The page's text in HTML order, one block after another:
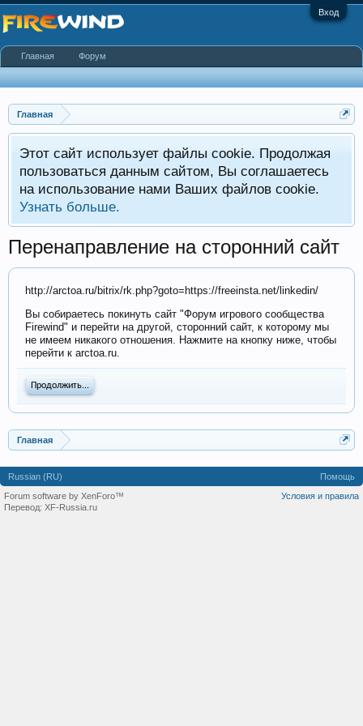
Вход
Главная
Этот сайт использует файлы cookie. Продолжая
пользоваться данным сайтом, Вы соглашаетесь
на использование нами Ваших файлов cookie.
Узнать больше.
Перенаправление на сторонний сайт
http://arctoa.ru/bitrix/rk.php?goto=https://freeinsta.net/linkedin/
Вы собираетесь покинуть сайт "Форум игрового сообщества
Firewind" и перейти на другой, сторонний сайт, к которому мы
не имеем никакого отношения. Нажмите на кнопку ниже, чтобы
перейти к arctoa.ru.
Продолжить...
Главная
Главная Форум
Russian (RU)
Помощь
Условия и правила
Forum software by XenForo™
Перевод: XF-Russia.ru